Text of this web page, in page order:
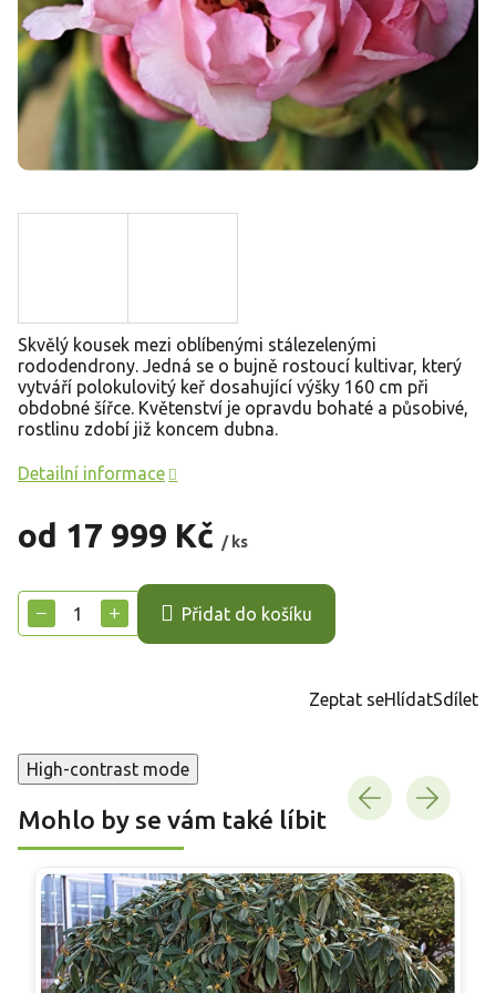
od 17 999 Kč / ks
cena:
+
− Přidat do košíku
Skvělý kousek mezi oblíbenými stálezelenými
rododendrony. Jedná se o bujně rostoucí kultivar, který
vytváří polokulovitý keř dosahující výšky 160 cm při
obdobné šířce. Květenství je opravdu bohaté a působivé,
rostlinu zdobí již koncem dubna.
Detailní informace
Zeptat seHlídatSdílet
High-contrast mode
Mohlo by se vám také líbit